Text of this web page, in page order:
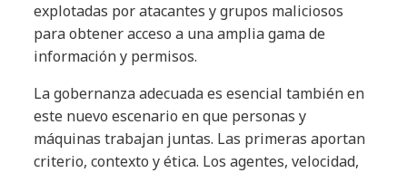
explotadas por atacantes y grupos maliciosos
para obtener acceso a una amplia gama de
información y permisos.
La gobernanza adecuada es esencial también en
este nuevo escenario en que personas y
máquinas trabajan juntas. Las primeras aportan
criterio, contexto y ética. Los agentes, velocidad,